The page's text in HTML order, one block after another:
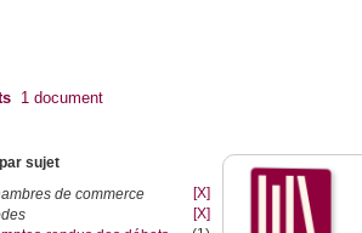
1 document
sujet
de commerce
[X]
[X]